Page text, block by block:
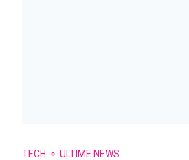
TECH ULTIME NEWS